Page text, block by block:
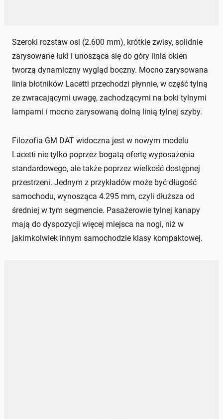
Szeroki rozstaw osi (2.600 mm), krótkie zwisy, solidnie
zarysowane łuki i unosząca się do góry linia okien
tworzą dynamiczny wygląd boczny. Mocno zarysowana
linia błotników Lacetti przechodzi płynnie, w część tylną
ze zwracającymi uwagę, zachodzącymi na boki tylnymi
lampami i mocno zarysowaną dolną linią tylnej szyby.
Filozofia GM DAT widoczna jest w nowym modelu
Lacetti nie tylko poprzez bogatą ofertę wyposażenia
standardowego, ale także poprzez wielkość dostępnej
przestrzeni. Jednym z przykładów może być długość
samochodu, wynosząca 4.295 mm, czyli dłuższa od
średniej w tym segmencie. Pasażerowie tylnej kanapy
mają do dyspozycji więcej miejsca na nogi, niż w
jakimkolwiek innym samochodzie klasy kompaktowej.